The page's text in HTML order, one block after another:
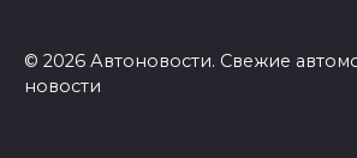
© 2026 Автоновости. Свежие
новости